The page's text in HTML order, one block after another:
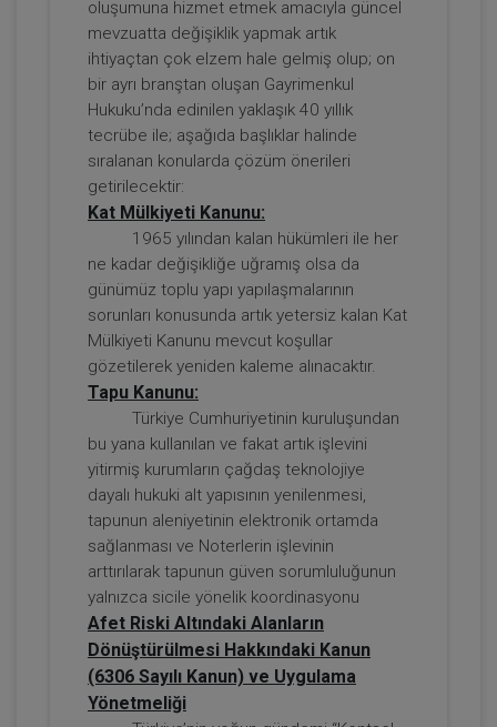
Tüketici Hukuku Enstitüsü
Borçların İfası ve İfa Edilmemesi - IV.
Borçlar Hukuku Kongresi - V. Oturum
360 TL
Tüketici Hukuku Enstitüsü
oluşumuna hizmet etmek amacıyla güncel
mevzuatta değişiklik yapmak artık
ihtiyaçtan çok elzem hale gelmiş olup; on
bir ayrı branştan oluşan Gayrimenkul
Hukuku’nda edinilen yaklaşık 40 yıllık
tecrübe ile; aşağıda başlıklar halinde
sıralanan konularda çözüm önerileri
getirilecektir:
Kat Mülkiyeti Kanunu:
1965 yılından kalan hükümleri ile her
ne kadar değişikliğe uğramış olsa da
günümüz toplu yapı yapılaşmalarının
sorunları konusunda artık yetersiz kalan Kat
Mülkiyeti Kanunu mevcut koşullar
gözetilerek yeniden kaleme alınacaktır.
Tapu Kanunu:
Türkiye Cumhuriyetinin kuruluşundan
bu yana kullanılan ve fakat artık işlevini
yitirmiş kurumların çağdaş teknolojiye
dayalı hukuki alt yapısının yenilenmesi,
tapunun aleniyetinin elektronik ortamda
sağlanması ve Noterlerin işlevinin
arttırılarak tapunun güven sorumluluğunun
yalnızca sicile yönelik koordinasyonu
Afet Riski Altındaki Alanların
Dönüştürülmesi Hakkındaki Kanun
(6306 Sayılı Kanun) ve Uygulama
Yönetmeliği